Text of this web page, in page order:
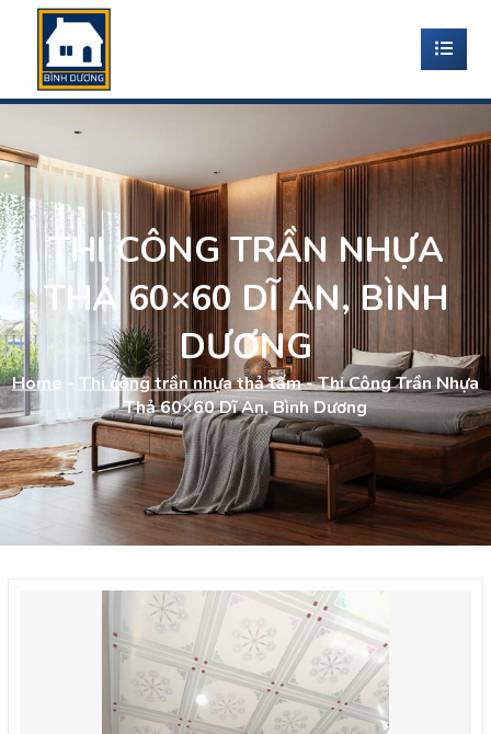
THI CÔNG TRẦN NHỰA
THẢ 60×60 DĨ AN, BÌNH
DƯƠNG
Home - Thi công trần nhựa thả tấm-Thi Công Trần Nhựa
Thả 60×60 Dĩ An, Bình Dương